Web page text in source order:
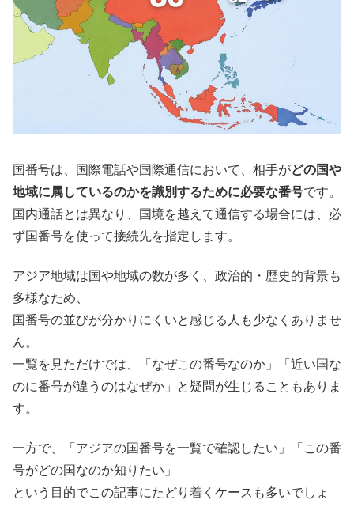
国番号は、国際電話や国際通信において、相手がどの国や
地域に属しているのかを識別するために必要な番号です。
国内通話とは異なり、国境を越えて通信する場合には、必
ず国番号を使って接続先を指定します。
アジア地域は国や地域の数が多く、政治的・歴史的背景も
多様なため、
国番号の並びが分かりにくいと感じる人も少なくありませ
ん。
一覧を見ただけでは、「なぜこの番号なのか」「近い国な
のに番号が違うのはなぜか」と疑問が生じることもありま
す。
一方で、「アジアの国番号を一覧で確認したい」「この番
号がどの国なのか知りたい」
という目的でこの記事にたどり着くケースも多いでしょ